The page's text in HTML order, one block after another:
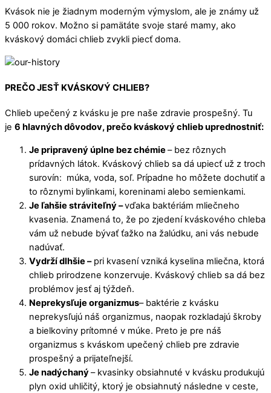
Kvások nie je žiadnym moderným výmyslom, ale je známy už
5 000 rokov. Možno si pamätáte svoje staré mamy, ako
kváskový domáci chlieb zvykli piecť doma.
PREČO JESŤ KVÁSKOVÝ CHLIEB?
Chlieb upečený z kvásku je pre naše zdravie prospešný. Tu
je 6 hlavných dôvodov, prečo kváskový chlieb uprednostniť:
Je pripravený úplne bez chémie – bez rôznych
prídavných látok. Kváskový chlieb sa dá upiecť už z troch
surovín: múka, voda, soľ. Prípadne ho môžete dochutiť a
to rôznymi bylinkami, koreninami alebo semienkami.
Je ľahšie stráviteľný –vďaka baktériám mliečneho
kvasenia. Znamená to, že po zjedení kváskového chleba
vám už nebude bývať ťažko na žalúdku, ani vás nebude
nadúvať.
Vydrží dlhšie –pri kvasení vzniká kyselina mliečna, ktorá
chlieb prirodzene konzervuje. Kváskový chlieb sa dá bez
problémov jesť aj týždeň.
Neprekysľuje organizmus– baktérie z kvásku
neprekysľujú náš organizmus, naopak rozkladajú škroby
a bielkoviny prítomné v múke. Preto je pre náš
organizmus s kváskom upečený chlieb pre zdravie
prospešný a prijateľnejší.
Je nadýchaný– kvasinky obsiahnuté v kvásku produkujú
plyn oxid uhličitý, ktorý je obsiahnutý následne v ceste,